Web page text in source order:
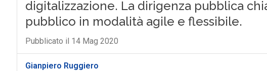
digitalizzazione. La dirigenza pubblica
pubblico in modalità agile e flessibile.
Pubblicato il 14 Mag 2020
Gianpiero Ruggiero